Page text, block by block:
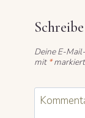
Deine E-
mit *markiert